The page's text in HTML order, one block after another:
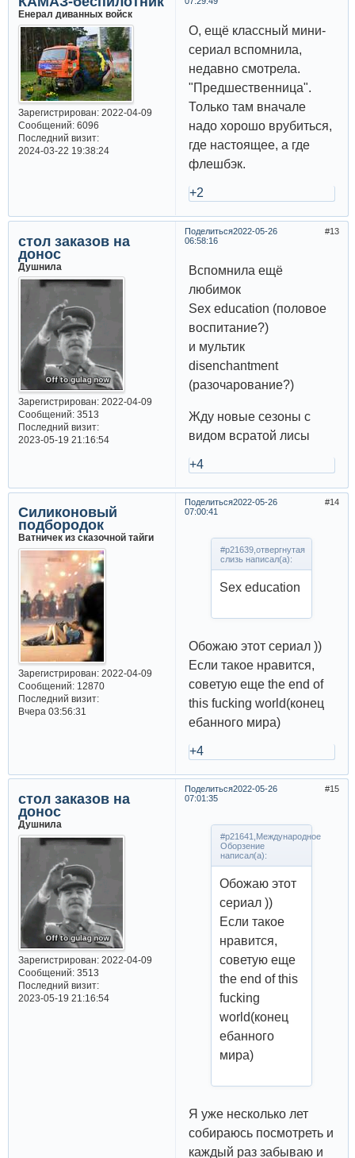
Енерал диванных войск
Зарегистрирован: 2022-04-09
Сообщений:6096
Последний визит:
2024-03-22 19:38:24
О, ещё классный мини-
сериал вспомнила,
недавно смотрела.
"Предшественница".
Только там вначале
надо хорошо врубиться,
где настоящее, а где
флешбэк.
+2
Поделиться 13
2022-05-26
06:58:16
стол заказов на
донос
Душнила
Зарегистрирован: 2022-04-09
Сообщений:3513
Последний визит:
2023-05-19 21:16:54
Вспомнила ещё
любимок
Sex education (половое
воспитание?)
и мультик
disenchantment
(разочарование?)
Жду новые сезоны с
видом всратой лисы
+4
Поделиться 14
2022-05-26
07:00:41
Силиконовый
подбородок
Ватничек из сказочной тайги
Зарегистрирован: 2022-04-09
Сообщений:12870
Последний визит:
Вчера 03:56:31
#p21639,отвергнутая
слизь написал(а):
Sex education
Обожаю этот сериал ))
Если такое нравится,
советую еще the end of
this fucking world(конец
ебанного мира)
+4
Поделиться 15
2022-05-26
07:01:35
стол заказов на
донос
Душнила
Зарегистрирован: 2022-04-09
Сообщений:3513
Последний визит:
2023-05-19 21:16:54
#p21641,Международное
Оборзение
написал(а):
Обожаю этот
сериал ))
Если такое
нравится,
советую еще
the end of this
fucking
world(конец
ебанного
мира)
Я уже несколько лет
собираюсь посмотреть и
каждый раз забываю и